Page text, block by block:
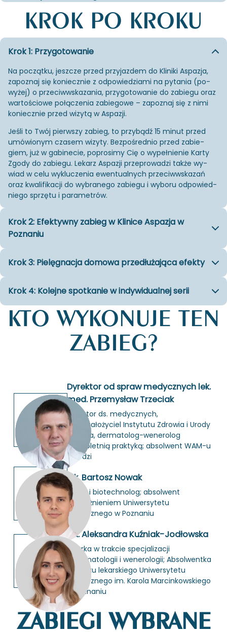
KROK PO KROKU
Krok 1: Przygotowanie
Na po­cząt­ku, jesz­cze przed przy­jaz­dem do Kli­ni­ki Aspa­zja,
za­po­znaj się ko­niecz­nie z od­po­wie­dzia­mi na py­ta­nia (po­
wy­żej) o prze­ciw­wska­za­nia, przy­go­to­wa­nie do za­bie­gu oraz
war­to­ścio­we po­łą­cze­nia za­bie­go­we – za­po­znaj się z nimi
ko­niecz­nie przed wi­zy­tą w Aspa­zji.
Jeśli to Twój pierw­szy za­bieg, to przy­bądź 15 minut przed
umó­wio­nym cza­sem wi­zy­ty. Bez­po­śred­nio przed za­bie­
giem, już w ga­bi­ne­cie, po­pro­si­my Cię o wy­peł­nie­nie Karty
Zgody do za­bie­gu. Le­karz Aspa­zji prze­pro­wa­dzi także wy­
wiad w celu wy­klu­cze­nia ewen­tu­al­nych prze­ciw­wska­zań
oraz kwa­li­fi­ka­cji do wy­bra­ne­go za­bie­gu i wy­bo­ru od­po­wied­
nie­go sprzę­tu i pa­ra­me­trów.
Krok 2: Efektywny zabieg w Klinice Aspazja w
Poznaniu
Krok 3: Pielęgnacja domowa przedłużająca efekty
Krok 4: Kolejne spotkanie w indywidualnej serii
KTO WYKONUJE TEN
ZABIEG?
Dyrektor od spraw medycznych lek.
med. Przemysław Trzeciak
dy­rek­tor ds. me­dycz­nych,
współ­za­ło­ży­ciel In­sty­tu­tu Zdro­wia i Urody
Aspa­zja, dermatolog-​wenerolog
z wie­lo­let­nią prak­ty­ką; ab­sol­went WAM-u
w Łodzi
lek. Bartosz Nowak
le­karz i bio­tech­no­log; ab­sol­went
z wy­róż­nie­niem Uni­wer­sy­te­tu
Me­dycz­ne­go w Po­zna­niu
lek. Aleksandra Kuźniak-Jodłowska
le­kar­ka w trak­cie spe­cja­li­za­cji
z der­ma­to­lo­gii i we­ne­ro­lo­gii; Ab­sol­went­ka
kie­run­ku le­kar­skie­go Uni­wer­sy­te­tu
Me­dycz­ne­go im. Ka­ro­la Mar­cin­kow­skie­go
w Po­zna­niu
ZABIEGI WYBRANE